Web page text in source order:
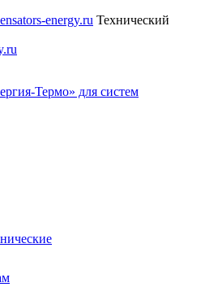
energy.ru Технический
Термо» для систем